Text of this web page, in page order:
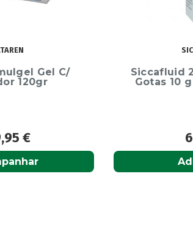
mg/g Conta-
Oftálmico
€
MagneZero